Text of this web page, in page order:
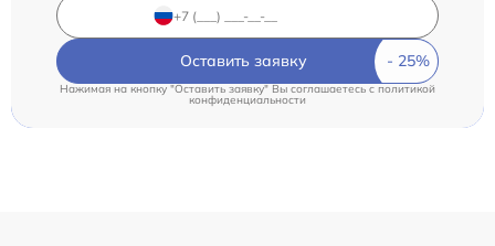
Оставить заявку
Нажимая на кнопку "Оставить заявку" Вы соглашаетесь c политикой
конфиденциальности